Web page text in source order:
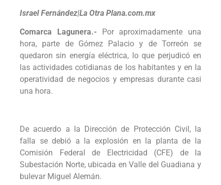
Israel Fernández|La Otra Plana.com.mx
Comarca Lagunera.-Por aproximadamente una
hora, parte de Gómez Palacio y de Torreón se
quedaron sin energía eléctrica, lo que perjudicó en
las actividades cotidianas de los habitantes y en la
operatividad de negocios y empresas durante casi
una hora.
De acuerdo a la Dirección de Protección Civil, la
falla se debió a la explosión en la planta de la
Comisión Federal de Electricidad (CFE) de la
Subestación Norte, ubicada en Valle del Guadiana y
bulevar Miguel Alemán.